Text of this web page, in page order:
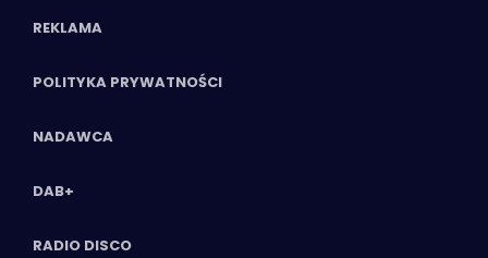
REKLAMA
POLITYKA PRYWATNOŚCI
NADAWCA
DAB+
RADIO DISCO